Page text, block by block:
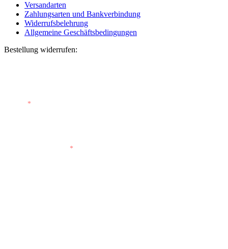
Versandarten
Zahlungsarten und Bankverbindung
Widerrufsbelehrung
Allgemeine Geschäftsbedingungen
Bestellung widerrufen:
*
*